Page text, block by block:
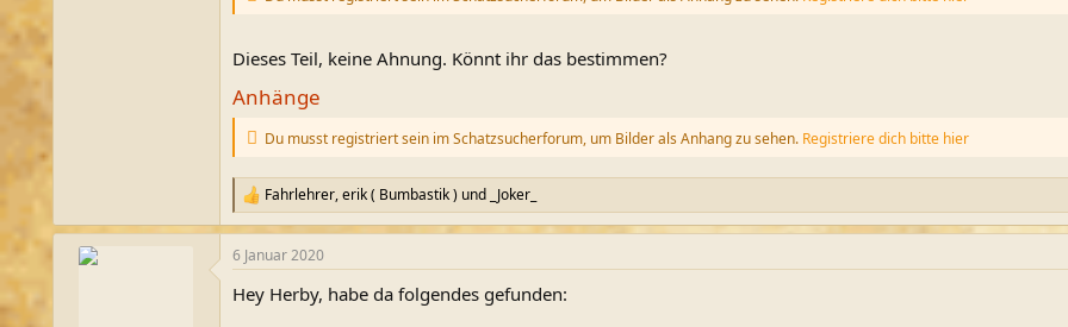
Dieses Teil, keine Ahnung. Könnt ihr das bestimmen?
Anhänge
Du musst registriert sein im Schatzsucherforum, um Bilder als Anhang zu sehen. Registriere dich bitte hier
R
e
a
k
i
Fahrlehrer,erik ( Bumbastik )und _Joker_
6 Januar 2020
Hey Herby, habe da folgendes gefunden: